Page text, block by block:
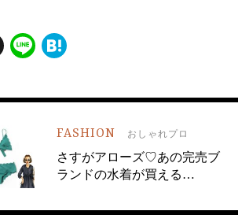
X Line
FASHION おしゃれプロ
さすがアローズ♡あの完売ブ
ランドの水着が買える…